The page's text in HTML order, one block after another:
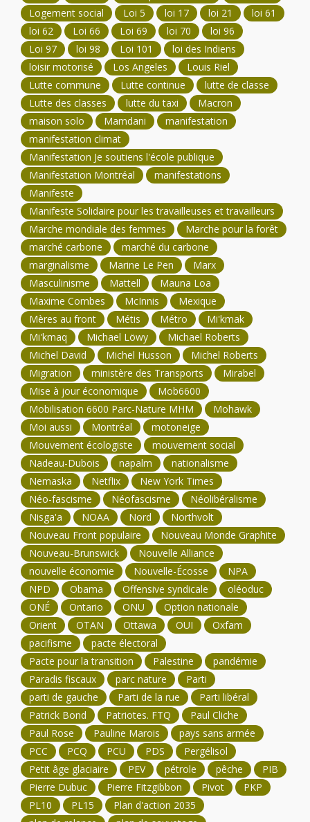
Logement social
Loi 5 loi 17 loi 21
loi 61
loi 62
Loi 66 Loi 69 loi 70
loi 96
Loi 97
loi 98 Loi 101
loi des Indiens
loisir motorisé
Los Angeles
Louis Riel
Lutte commune
Lutte continue
lutte de classe
Lutte des classes
lutte du taxi
Macron
maison solo
Mamdani
manifestation
manifestation climat
Manifestation Je soutiens l'école publique
Manifestation Montréal
manifestations
Manifeste
Manifeste Solidaire pour les travailleuses et travailleurs
Marche mondiale des femmes
Marche pour la forêt
marché carbone
marché du carbone
marginalisme
Marine Le Pen
Marx
Masculinisme
Mattell
Mauna Loa
Maxime Combes
McInnis
Mexique
Mères au front
Métis Métro
Mi'kmak
Mi'kmaq
Michael Löwy
Michael Roberts
Michel David
Michel Husson
Michel Roberts
Migration
ministère des Transports
Mirabel
Mise à jour économique
Mob6600
Mobilisation 6600 Parc-Nature MHM
Mohawk
Moi aussi
Montréal
motoneige
Mouvement écologiste
mouvement social
Nadeau-Dubois
napalm
nationalisme
Nemaska
Netflix
New York Times
Néo-fascisme
Néofascisme
Néolibéralisme
Nisga'a
NOAA Nord
Northvolt
Nouveau Front populaire
Nouveau Monde Graphite
Nouveau-Brunswick
Nouvelle Alliance
nouvelle économie
Nouvelle-Écosse
NPA
NPD
Obama Offensive syndicale
oléoduc
ONÉ
Ontario ONU
Option nationale
Orient
OTAN Ottawa OUI
Oxfam
pacifisme
pacte électoral
Pacte pour la transition
Palestine
pandémie
Paradis fiscaux
parc nature
Parti
parti de gauche
Parti de la rue
Parti libéral
Patrick Bond
Patriotes. FTQ
Paul Cliche
Paul Rose
Pauline Marois
pays sans armée
PCC
PCQ PCU PDS
Pergélisol
Petit âge glaciaire
PEV pétrole pêche
PIB
Pierre Dubuc
Pierre Fitzgibbon Pivot
PKP
PL10
PL15
Plan d'action 2035